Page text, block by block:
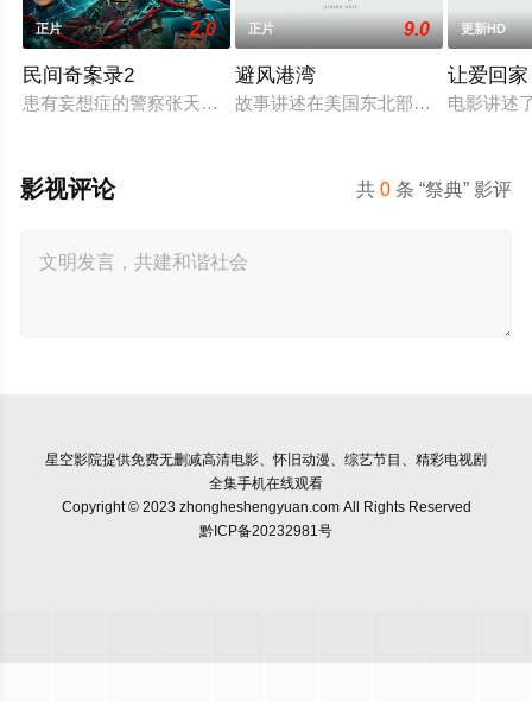
正片 2.0
民间奇案录2
患有妄想症的警察张天盛遇上一起离奇的神像杀人事件，勘案过
正片 9.0
避风港湾
故事讲述在美国东北部一个小镇的农
更新HD
让爱回家
电影讲述
共0 条 “祭典” 影评
影视评论
星空影院提供免费无删减高清电影、怀旧动漫、综艺节目、精彩电视剧
全集手机在线观看
Copyright © 2023 zhongheshengyuan.com All Rights Reserved
黔ICP备20232981号